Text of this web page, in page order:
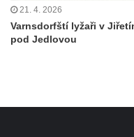
21. 4. 2026
Varnsdorfští lyžaři v
pod Jedlovou